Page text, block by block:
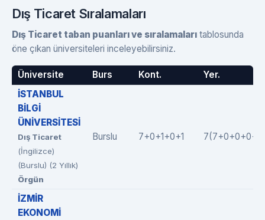
Dış Ticaret Sıralamaları
Dış Ticaret taban puanları ve sıralamaları tablosunda
öne çıkan üniversiteleri inceleyebilirsiniz.
Üniversite Burs Kont.
Yer.
İSTANBUL
BİLGİ
ÜNİVERSİTESİ
Dış Ticaret
(İngilizce)
(Burslu) (2 Yıllık)
Örgün
Burslu 7+0+1+0+1
İZMİR
EKONOMİ